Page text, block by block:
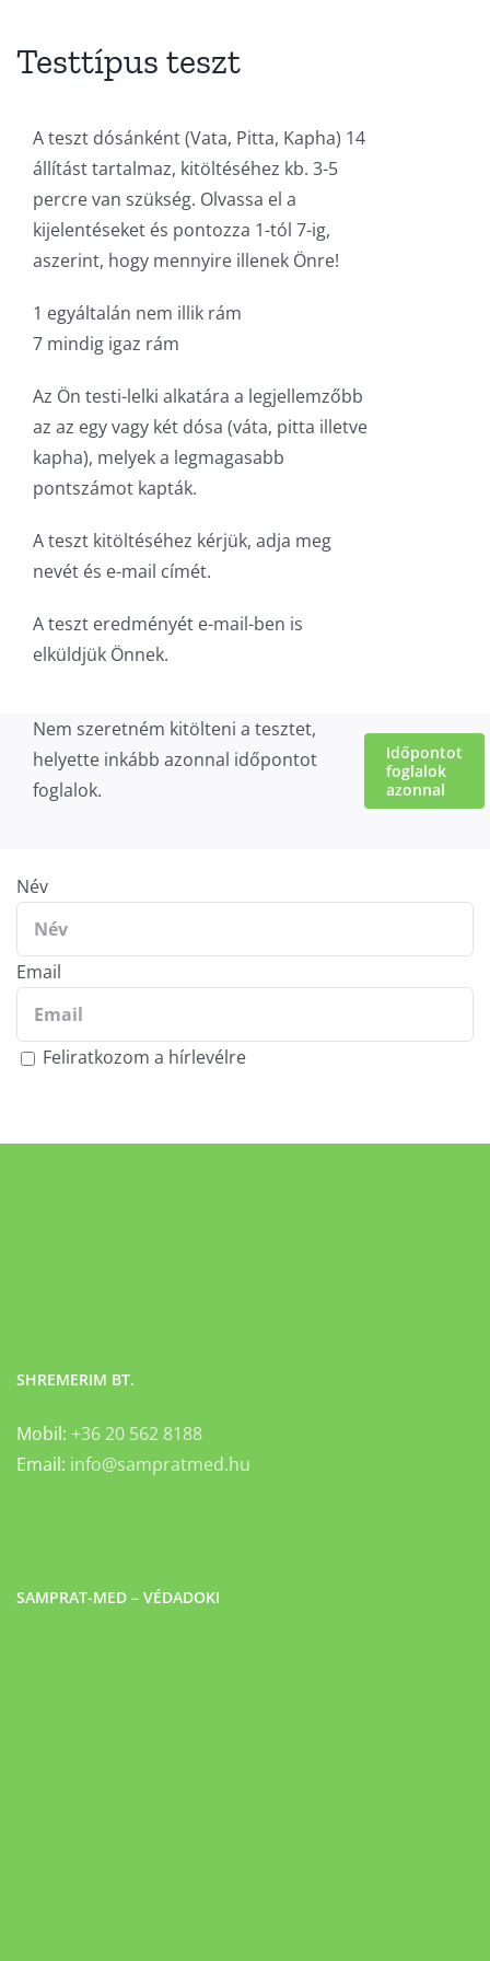
Testtípus teszt
A teszt dósánként (Vata, Pitta, Kapha) 14
állítást tartalmaz, kitöltéséhez kb. 3-5
percre van szükség. Olvassa el a
kijelentéseket és pontozza 1-tól 7-ig,
aszerint, hogy mennyire illenek Önre!
1 egyáltalán nem illik rám
7 mindig igaz rám
Az Ön testi-lelki alkatára a legjellemzőbb
az az egy vagy két dósa (váta, pitta illetve
kapha), melyek a legmagasabb
pontszámot kapták.
A teszt kitöltéséhez kérjük, adja meg
nevét és e-mail címét.
A teszt eredményét e-mail-ben is
elküldjük Önnek.
Nem szeretném kitölteni a tesztet,
helyette inkább azonnal időpontot
foglalok.
Időpontot
foglalok
azonnal
Név
Email
Feliratkozom a hírlevélre
SHREMERIM BT.
Mobil: +36 20 562 8188
Email: info@sampratmed.hu
SAMPRAT-MED – VÉDADOKI